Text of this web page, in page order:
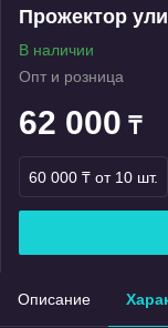
Прожектор
В наличии
Опт и розница
62 000 ₸
60 000 ₸ от 10 шт.
Описание